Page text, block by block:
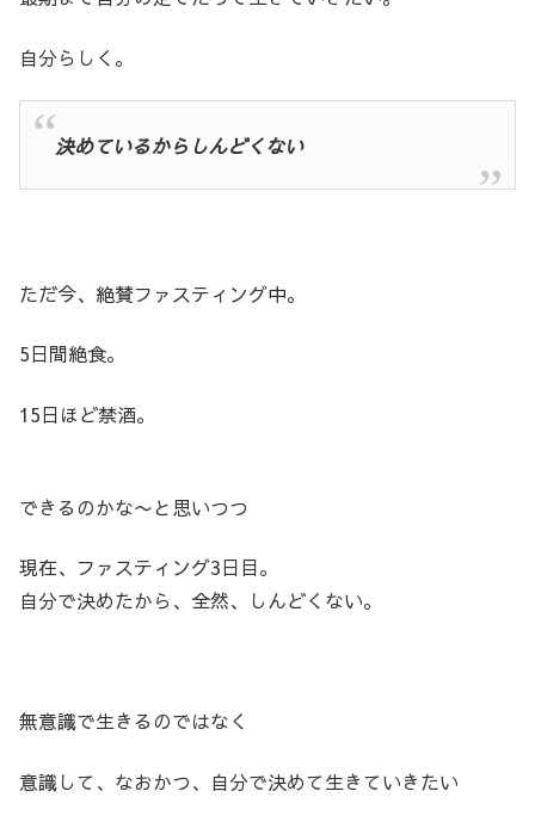
自分らしく。
決めているからしんどくない
ただ今、絶賛ファスティング中。
5日間絶食。
15日ほど禁酒。
できるのかな〜と思いつつ
現在、ファスティング3日目。
自分で決めたから、全然、しんどくない。
無意識で生きるのではなく
意識して、なおかつ、自分で決めて生きていきたい